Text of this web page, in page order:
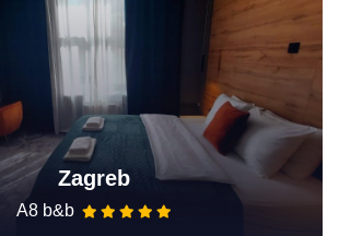
Zagreb
A8 b&b